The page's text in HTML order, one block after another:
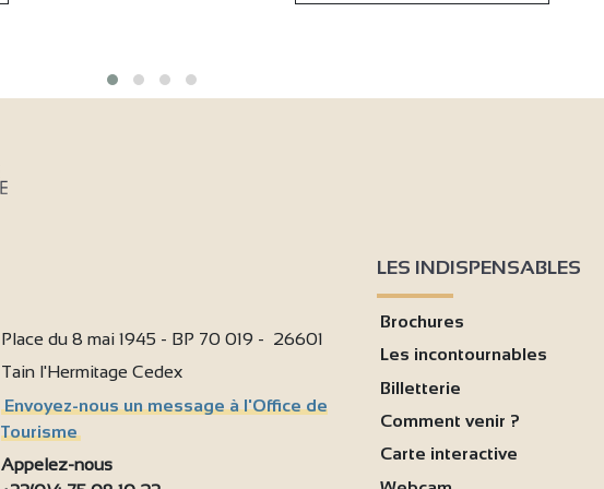
Place du 8 mai 1945 - BP 70 019 - 26601
Tain l'Hermitage Cedex
Envoyez-nous un message à l'Office de
Tourisme
Appelez-nous
LES INDISPENSABLES
Brochures
Les incontournables
Billetterie
Comment venir ?
Carte interactive